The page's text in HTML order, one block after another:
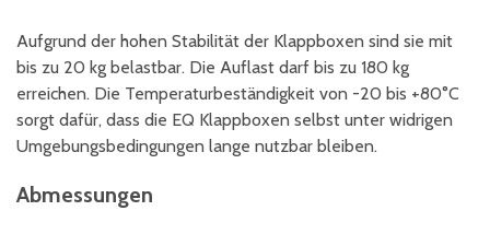
Aufgrund der hohen Stabilität der Klappboxen sind sie mit
bis zu 20 kg belastbar. Die Auflast darf bis zu 180 kg
erreichen. Die Temperaturbeständigkeit von -20 bis +80°C
sorgt dafür, dass die EQ Klappboxen selbst unter widrigen
Umgebungsbedingungen lange nutzbar bleiben.
Abmessungen